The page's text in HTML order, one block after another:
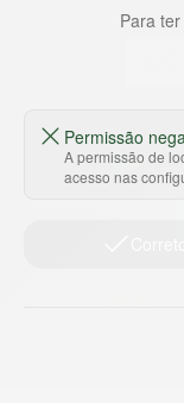
Para
Permissão
A permissão de
acesso nas